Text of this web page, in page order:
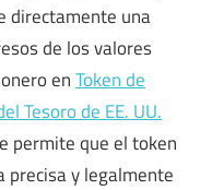
directamente una
de los valores
enToken de
Tesoro de EE. UU.
permite que el token
precisa y legalmente